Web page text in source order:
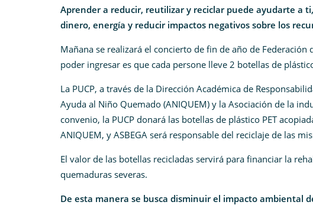
Aprender a reducir, reutilizar y reciclar puede ayudarte a
dinero, energía y reducir impactos negativos sobre los
Mañana se realizará el concierto de fin de año de Federación
poder ingresar es que cada persone lleve 2 botellas de
La PUCP, a través de la Dirección Académica de
Ayuda al Niño Quemado (ANIQUEM) y la Asociación de la
convenio, la PUCP donará las botellas de plástico PET
ANIQUEM, y ASBEGA será responsable del reciclaje de las
El valor de las botellas recicladas servirá para financiar la
quemaduras severas.
De esta manera se busca disminuir el impacto ambiental